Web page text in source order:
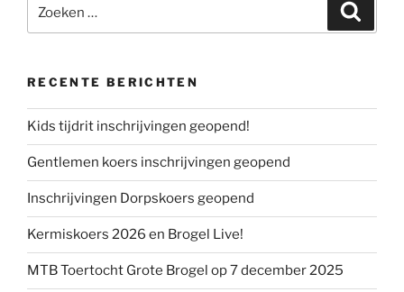
naar:
RECENTE BERICHTEN
Kids tijdrit inschrijvingen geopend!
Gentlemen koers inschrijvingen geopend
Inschrijvingen Dorpskoers geopend
Kermiskoers 2026 en Brogel Live!
MTB Toertocht Grote Brogel op 7 december 2025